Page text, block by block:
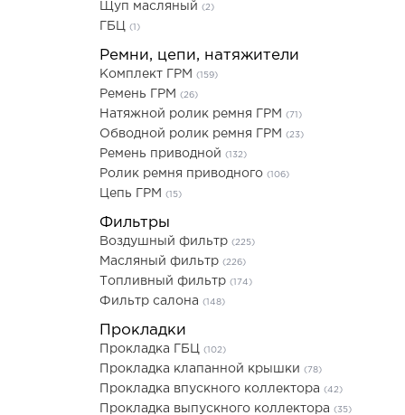
Щуп масляный (2)
ГБЦ (1)
Ремни, цепи, натяжители
Комплект ГРМ (159)
Ремень ГРМ (26)
Натяжной ролик ремня ГРМ (71)
Обводной ролик ремня ГРМ (23)
Ремень приводной (132)
Ролик ремня приводного (106)
Цепь ГРМ (15)
Фильтры
Воздушный фильтр (225)
Масляный фильтр (226)
Топливный фильтр (174)
Фильтр салона (148)
Прокладки
Прокладка ГБЦ (102)
Прокладка клапанной крышки (78)
Прокладка впускного коллектора (42)
Прокладка выпускного коллектора (35)